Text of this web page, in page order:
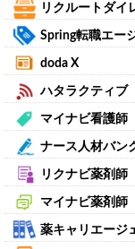
リクルートダイ
Spring転職エー
doda X
ハタラクティブ
マイナビ看護師
ナース人材バン
リクナビ薬剤師
マイナビ薬剤師
薬キャリエージ